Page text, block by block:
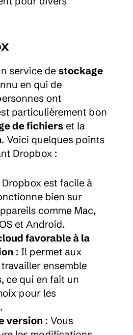
service de stockage
en qui de
ont
particulièrement bon
de fichiers
. Voici quelques points
Dropbox :
Dropbox est facile à
bien sur
comme Mac,
et Android.
favorable à la
: Il permet aux
ensemble
ce qui en fait un
pour les
version : Vous